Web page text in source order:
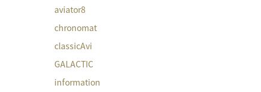
aviator8
chronomat
classicAvi
GALACTIC
information